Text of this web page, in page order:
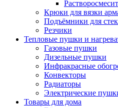
Крюки для вязки
Подъёмники для
Резчики
Тепловые пушки и
Газовые пушки
Дизельные пушки
Инфракрасные
Конвекторы
Радиаторы
Электрические
Товары для дома